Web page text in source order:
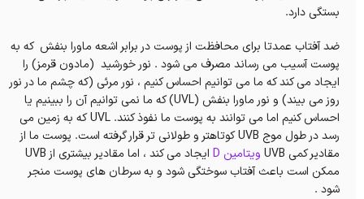
بستگی دارد.
ضد آفتاب عمدتا برای محافظت از پوست در برابر اشعه ماورا بنفش که به
پوست آسیب می رساند مصرف می شود . نور خورشید (مادون قرمز) را
ایجاد می کند که ما می توانیم احساس کنیم ، نور مرئی (که چشم ما در نور
روز می بیند) و نور ماورا بنفش (UVL) که ما نمی توانیم آن را ببینیم یا
احساس کنیم اما می توانند به پوست ما نفوذ کنند. UVL که به زمین می
رسد در طول موج UVB کوتاهتر و طولانی تر قرار گرفته است. پوست ما از
مقادیر کمی UVB
ویتامین D
ایجاد می کند ، اما مقادیر بیشتری از UVB
ممکن است باعث آفتاب سوختگی شود و به سرطان های پوست منجر
شود .